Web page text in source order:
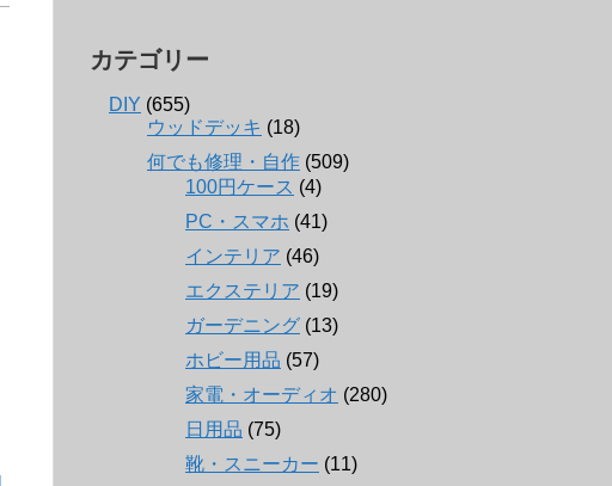
カテゴリー
DIY (655)
ウッドデッキ (18)
何でも修理・自作 (509)
100円ケース (4)
PC・スマホ (41)
インテリア (46)
エクステリア (19)
ガーデニング (13)
ホビー用品 (57)
家電・オーディオ (280)
日用品 (75)
靴・スニーカー (11)